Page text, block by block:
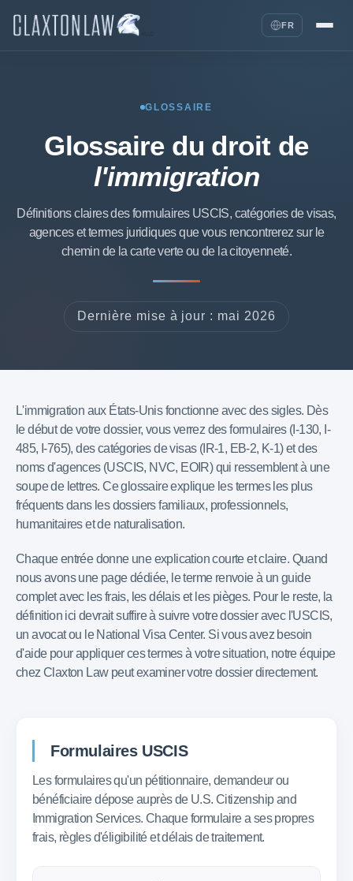
FR
GLOSSAIRE
Glossaire du droit de
l'immigration
Définitions claires des formulaires USCIS, catégories de visas,
agences et termes juridiques que vous rencontrerez sur le
chemin de la carte verte ou de la citoyenneté.
Dernière mise à jour : mai 2026
L'immigration aux États-Unis fonctionne avec des sigles. Dès
le début de votre dossier, vous verrez des formulaires (I-130, I-
485, I-765), des catégories de visas (IR-1, EB-2, K-1) et des
noms d'agences (USCIS, NVC, EOIR) qui ressemblent à une
soupe de lettres. Ce glossaire explique les termes les plus
fréquents dans les dossiers familiaux, professionnels,
humanitaires et de naturalisation.
Chaque entrée donne une explication courte et claire. Quand
nous avons une page dédiée, le terme renvoie à un guide
complet avec les frais, les délais et les pièges. Pour le reste, la
définition ici devrait suffire à suivre votre dossier avec l'USCIS,
un avocat ou le National Visa Center. Si vous avez besoin
d'aide pour appliquer ces termes à votre situation, notre équipe
chez Claxton Law peut examiner votre dossier directement.
Formulaires USCIS
Les formulaires qu'un pétitionnaire, demandeur ou
bénéficiaire dépose auprès de U.S. Citizenship and
Immigration Services. Chaque formulaire a ses propres
frais, règles d'éligibilité et délais de traitement.